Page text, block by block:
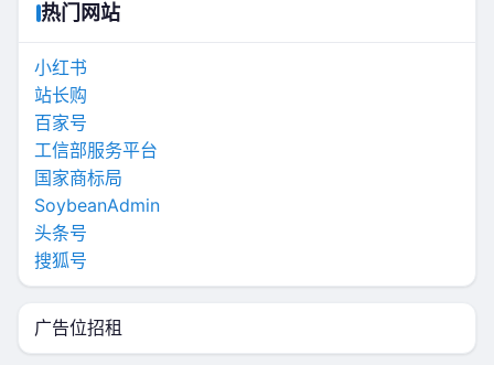
热门网站
小红书
站长购
百家号
工信部服务平台
国家商标局
SoybeanAdmin
头条号
搜狐号
广告位招租